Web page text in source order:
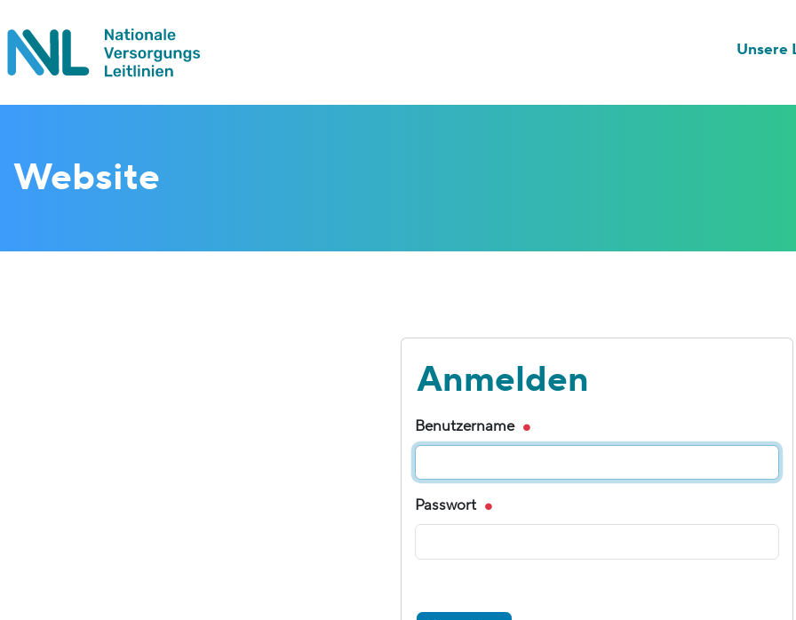
Unsere
Website
Anmelden
Benutzername
Passwort